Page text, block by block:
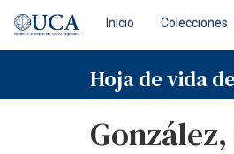
navigation
Inicio Colecciones
Hoja de vida